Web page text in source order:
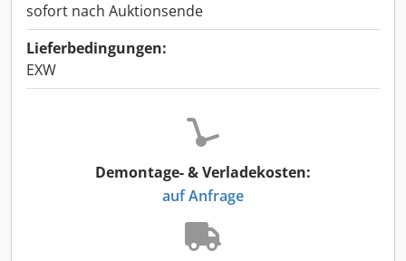
sofort nach Auktionsende
Lieferbedingungen:
EXW
Demontage- & Verladekosten:
auf Anfrage